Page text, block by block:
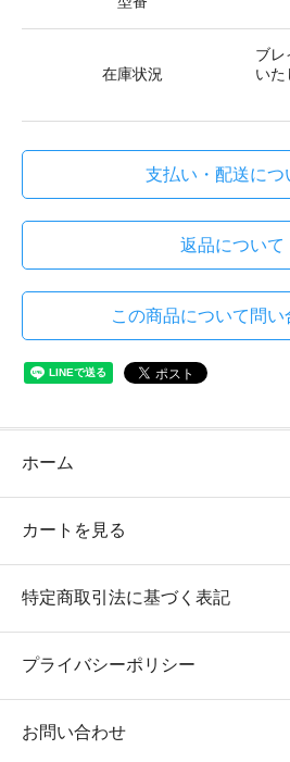
在庫状況
ブレ
いた
支払い・配送につ
返品について
この商品について問い
ホーム
カートを見る
特定商取引法に基づく表記
プライバシーポリシー
お問い合わせ